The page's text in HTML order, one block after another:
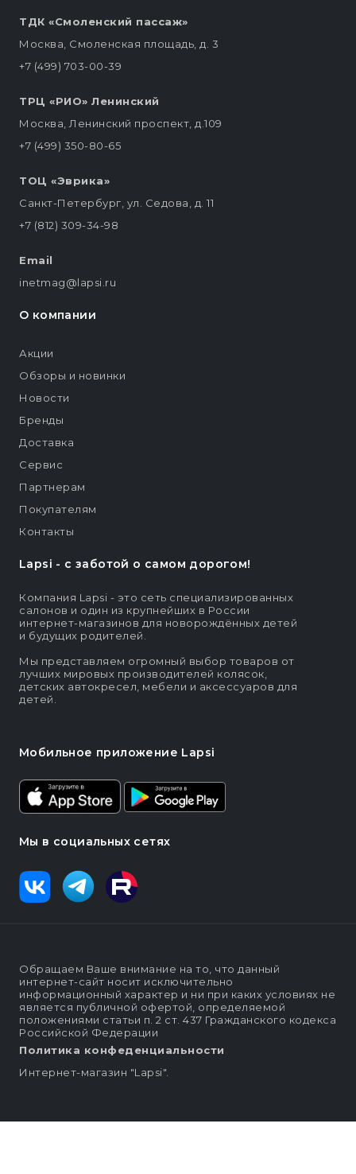
Lapsi - c заботой о самом дорогом!
Компания Lapsi - это сеть специализированных
салонов и один из крупнейших в России
интернет-магазинов для новорождённых детей
и будущих родителей.
Мы представляем огромный выбор товаров от
лучших мировых производителей колясок,
детских автокресел, мебели и аксессуаров для
детей.
Мобильное приложение Lapsi
Мы в социальных сетях
ТДК «Смоленский пассаж»
Москва, Смоленская площадь, д. 3
+7 (499) 703-00-39
ТРЦ «РИО» Ленинский
Москва, Ленинский проспект, д.109
+7 (499) 350-80-65
ТОЦ «Эврика»
Санкт-Петербург, ул. Седова, д. 11
+7 (812) 309-34-98
Email
inetmag@lapsi.ru
О компании
Акции
Обзоры и новинки
Новости
Бренды
Доставка
Сервис
Партнерам
Покупателям
Контакты
Обращаем Ваше внимание на то, что данный
интернет-сайт носит исключительно
информационный характер и ни при каких условиях не
является публичной офертой, определяемой
положениями статьи п. 2 ст. 437 Гражданского кодекса
Российской Федерации
Политика конфеденциальности
Интернет-магазин "Lapsi".